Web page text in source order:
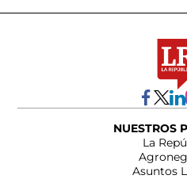
NUESTROS
La
Asuntos